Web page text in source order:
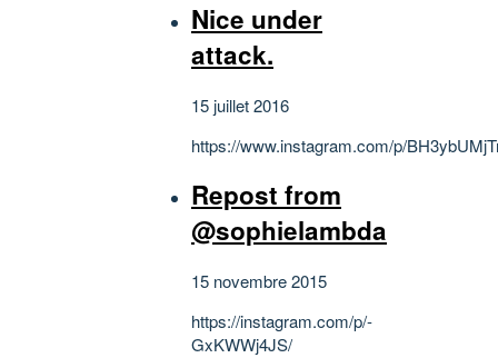
Nice under
attack.
15 juillet 2016
https://www.instagram.com/p/
Repost from
@sophielambda
15 novembre 2015
https://instagram.com/p/-
GxKWWj4JS/